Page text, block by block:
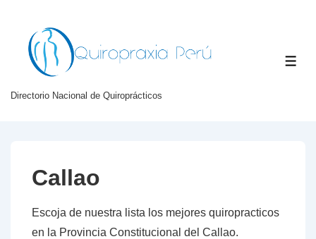
Directorio Nacional de Quiroprácticos
Callao
Escoja de nuestra lista los mejores quiropracticos
en la Provincia Constitucional del Callao.